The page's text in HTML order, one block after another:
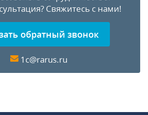
Свяжитесь с нами!
обратный звонок
1c@rarus.ru